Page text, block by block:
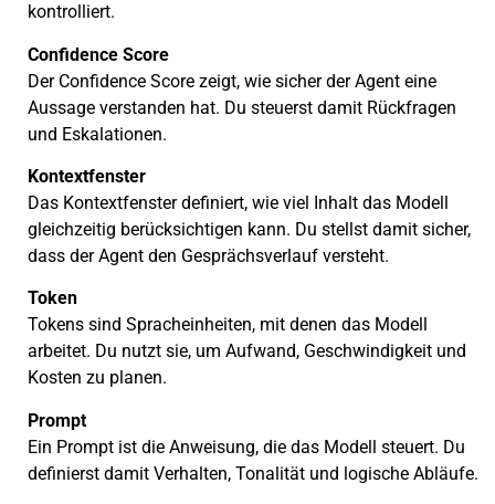
kontrolliert.
Confidence Score
Der Confidence Score zeigt, wie sicher der Agent eine
Aussage verstanden hat. Du steuerst damit Rückfragen
und Eskalationen.
Kontextfenster
Das Kontextfenster definiert, wie viel Inhalt das Modell
gleichzeitig berücksichtigen kann. Du stellst damit sicher,
dass der Agent den Gesprächsverlauf versteht.
Token
Tokens sind Spracheinheiten, mit denen das Modell
arbeitet. Du nutzt sie, um Aufwand, Geschwindigkeit und
Kosten zu planen.
Prompt
Ein Prompt ist die Anweisung, die das Modell steuert. Du
definierst damit Verhalten, Tonalität und logische Abläufe.